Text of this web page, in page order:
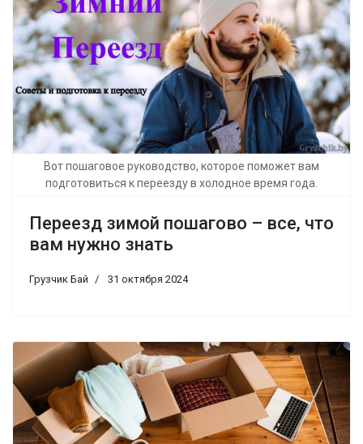
Вот пошаговое руководство, которое поможет вам
подготовиться к переезду в холодное время года.
Переезд зимой пошагово – все, что
вам нужно знать
Грузчик Бай 31 октября 2024